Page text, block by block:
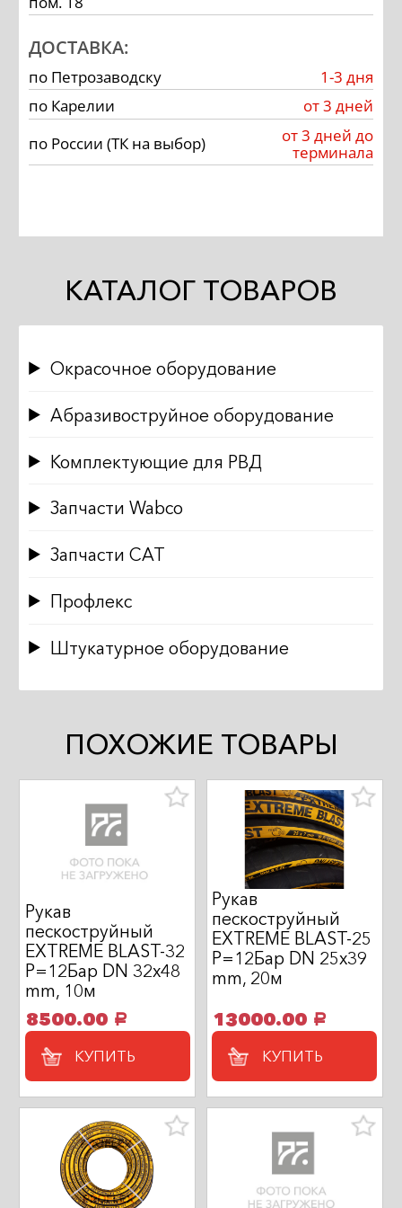
ДОСТАВКА:
по Петрозаводску
1-3 дня
по Карелии
от 3 дней
по России (ТК на выбор)
от 3 дней до
терминала
КАТАЛОГ ТОВАРОВ
Окрасочное оборудование
Абразивоструйное оборудование
Комплектующие для РВД
Запчасти Wabco
Запчасти CAT
Профлекс
Штукатурное оборудование
ПОХОЖИЕ ТОВАРЫ
Рукав
пескоструйный
EXTREME BLAST-32
P=12Бар DN 32х48
mm, 10м
8500.00 a
КУПИТЬ
Рукав
пескоструйный
EXTREME BLAST-25
P=12Бар DN 25х39
mm, 20м
13000.00 a
КУПИТЬ